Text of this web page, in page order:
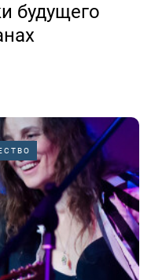
будущего